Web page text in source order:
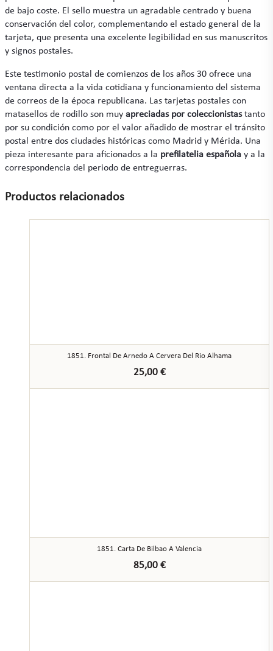
de bajo coste. El sello muestra un agradable centrado y buena
conservación del color, complementando el estado general de la
tarjeta, que presenta una excelente legibilidad en sus manuscritos
y signos postales.
Este testimonio postal de comienzos de los años 30 ofrece una
ventana directa a la vida cotidiana y funcionamiento del sistema
de correos de la época republicana. Las tarjetas postales con
matasellos de rodillo son muy apreciadas por coleccionistastanto
por su condición como por el valor añadido de mostrar el tránsito
postal entre dos ciudades históricas como Madrid y Mérida. Una
pieza interesante para aficionados a la prefilatelia española y a la
correspondencia del periodo de entreguerras.
Productos relacionados
1851. Frontal De Arnedo A Cervera Del Rio Alhama
25,00 €
1851. Carta De Bilbao A Valencia
85,00 €